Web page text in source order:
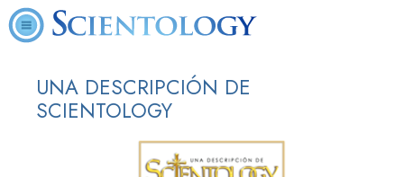
UNA DESCRIPCIÓN DE
SCIENTOLOGY